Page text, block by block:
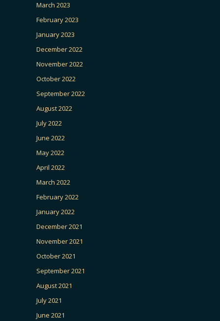
March 2023
February 2023
January 2023
December 2022
November 2022
October 2022
September 2022
August 2022
July 2022
June 2022
May 2022
April 2022
March 2022
February 2022
January 2022
December 2021
November 2021
October 2021
September 2021
August 2021
July 2021
June 2021